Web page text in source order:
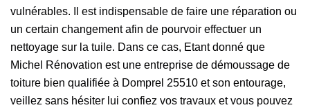
vulnérables. Il est indispensable de faire une réparation ou
un certain changement afin de pourvoir effectuer un
nettoyage sur la tuile. Dans ce cas, Etant donné que
Michel Rénovation est une entreprise de démoussage de
toiture bien qualifiée à Domprel 25510 et son entourage,
veillez sans hésiter lui confiez vos travaux et vous pouvez